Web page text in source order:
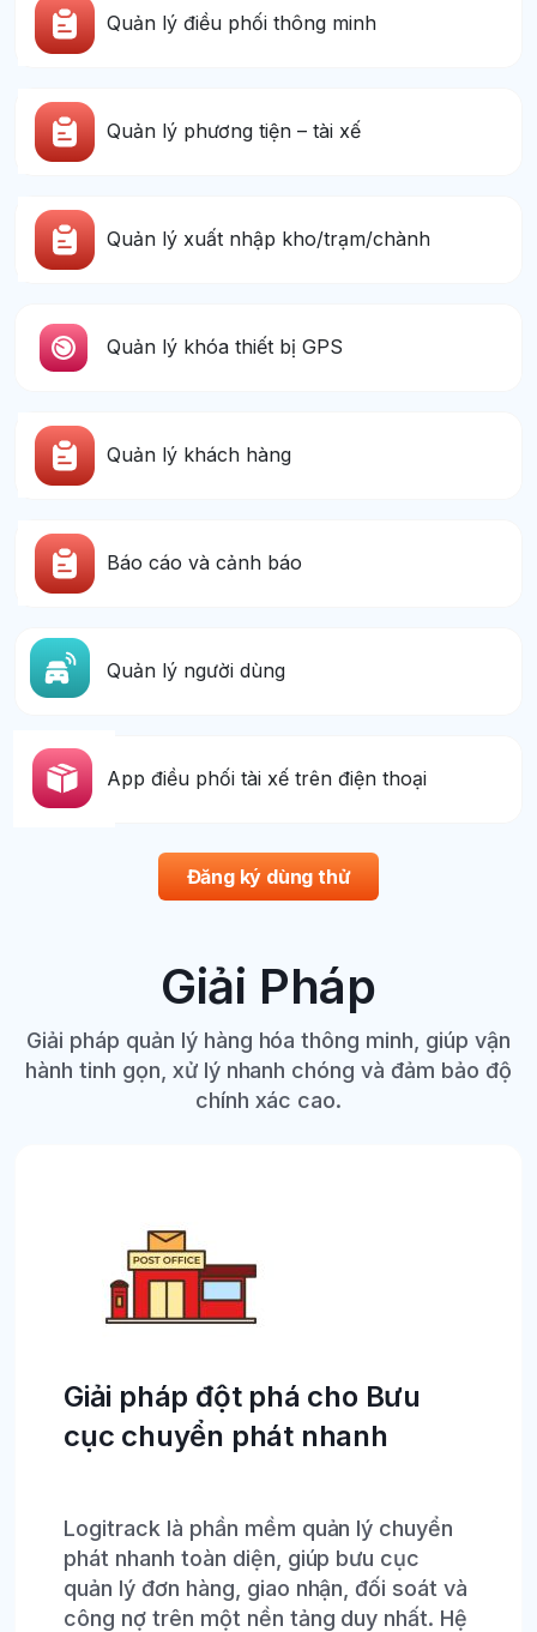
Quản lý điều phối thông minh
Quản lý phương tiện – tài xế
Quản lý xuất nhập kho/trạm/chành
Quản lý khóa thiết bị GPS
Quản lý khách hàng
Báo cáo và cảnh báo
Quản lý người dùng
App điều phối tài xế trên điện thoại
Đăng ký dùng thử
Giải Pháp
Giải pháp quản lý hàng hóa thông minh, giúp vận
hành tinh gọn, xử lý nhanh chóng và đảm bảo độ
chính xác cao.
Giải pháp đột phá cho Bưu
cục chuyển phát nhanh
Logitrack là phần mềm quản lý chuyển
phát nhanh toàn diện, giúp bưu cục
quản lý đơn hàng, giao nhận, đối soát và
công nợ trên một nền tảng duy nhất. Hệ